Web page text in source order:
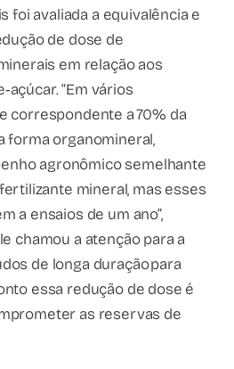
foi avaliada a equivalência e
de dose de
em relação aos
‑açúcar. “Em vários
correspondente a 70% da
forma organomineral,
agronômico semelhante
mineral, mas esses
a ensaios de um ano”,
chamou a atenção para a
de longa duração para
essa redução de dose é
as reservas de